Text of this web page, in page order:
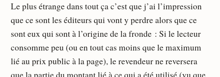
Le plus étrange dans tout ça c’est que j’ai l’impression
que ce sont les éditeurs qui vont y perdre alors que ce
sont eux qui sont à l’origine de la fronde : Si le lecteur
consomme peu (ou en tout cas moins que le maximum
lié au prix public à la page), le revendeur ne reversera